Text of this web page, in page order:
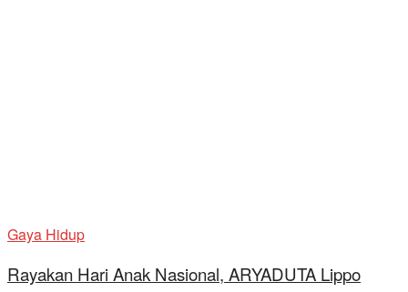
Gaya Hidup
Rayakan Hari Anak Nasional, ARYADUTA Lippo